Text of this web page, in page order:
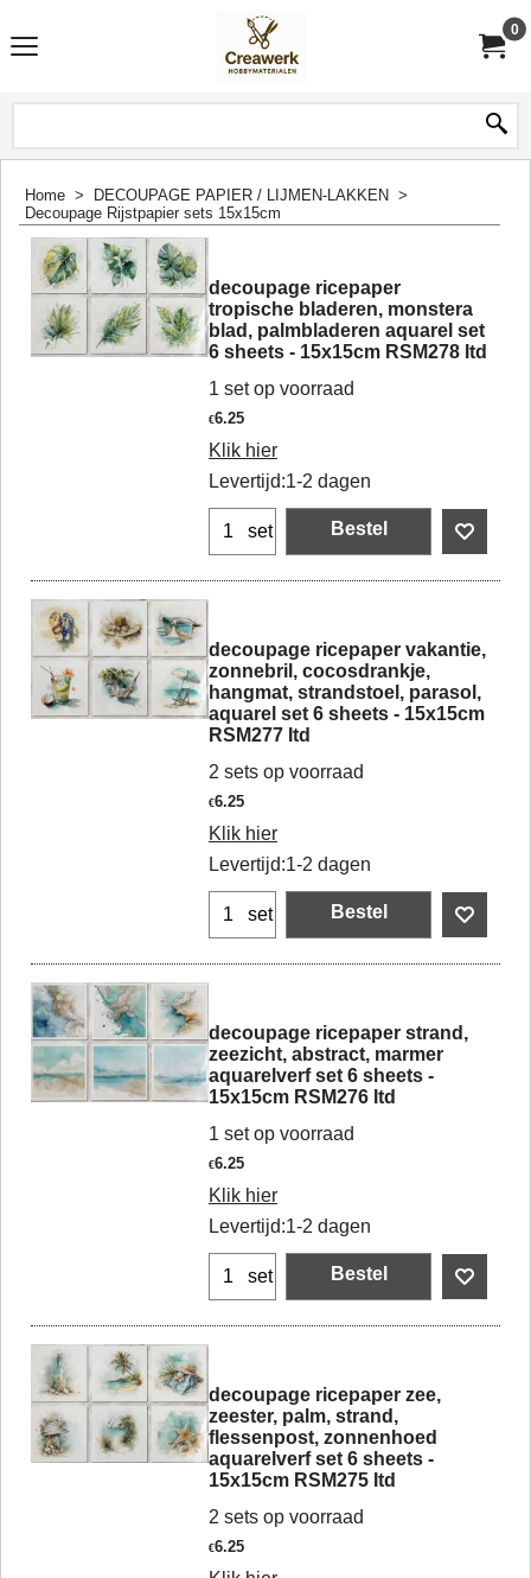
0
Home > DECOUPAGE PAPIER / LIJMEN-LAKKEN >
Decoupage Rijstpapier sets 15x15cm
decoupage ricepaper
tropische bladeren, monstera
blad, palmbladeren aquarel set
6 sheets - 15x15cm RSM278 Itd
1 set op voorraad
€6.25
Klik hier
Levertijd:1-2 dagen
set Bestel
decoupage ricepaper vakantie,
zonnebril, cocosdrankje,
hangmat, strandstoel, parasol,
aquarel set 6 sheets - 15x15cm
RSM277 Itd
2 sets op voorraad
€6.25
Klik hier
Levertijd:1-2 dagen
set Bestel
decoupage ricepaper strand,
zeezicht, abstract, marmer
aquarelverf set 6 sheets -
15x15cm RSM276 Itd
1 set op voorraad
€6.25
Klik hier
Levertijd:1-2 dagen
set Bestel
decoupage ricepaper zee,
zeester, palm, strand,
flessenpost, zonnenhoed
aquarelverf set 6 sheets -
15x15cm RSM275 Itd
2 sets op voorraad
€6.25